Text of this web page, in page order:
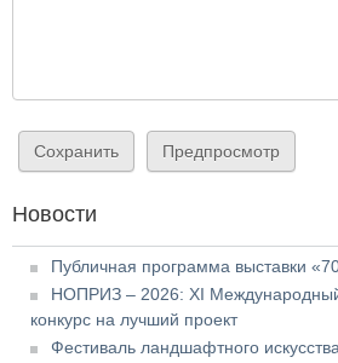
Новости
Публичная программа выставки
НОПРИЗ – 2026: XI
конкурс на лучший проект
Фестиваль ландшафтного